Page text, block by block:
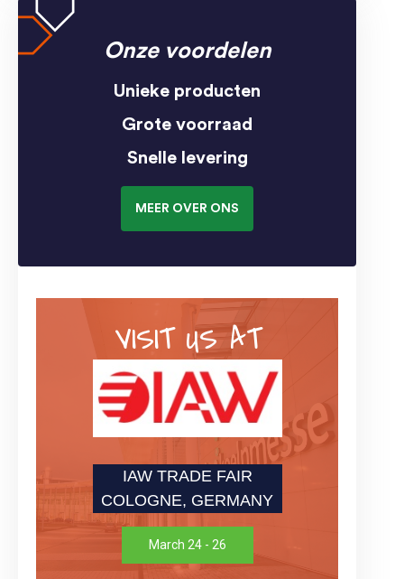
Onze voordelen
Unieke producten
Grote voorraad
Snelle levering
MEER OVER ONS
VISIT US AT
IAW TRADE FAIR
COLOGNE, GERMANY
March 24 - 26